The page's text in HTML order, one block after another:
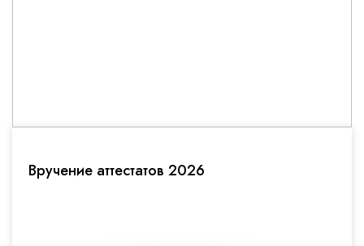
Вручение аттестатов 2026